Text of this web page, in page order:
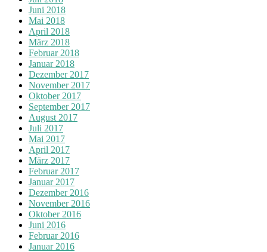
Juni 2018
Mai 2018
April 2018
März 2018
Februar 2018
Januar 2018
Dezember 2017
November 2017
Oktober 2017
September 2017
August 2017
Juli 2017
Mai 2017
April 2017
März 2017
Februar 2017
Januar 2017
Dezember 2016
November 2016
Oktober 2016
Juni 2016
Februar 2016
Januar 2016